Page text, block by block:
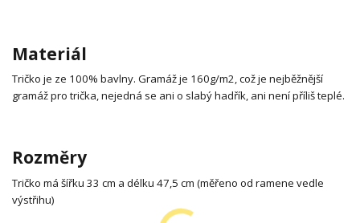
Materiál
Tričko je ze 100% bavlny. Gramáž je 160g/m2, což je nejběžnější
gramáž pro trička, nejedná se ani o slabý hadřík, ani není příliš teplé.
Rozměry
Tričko má šířku 33 cm a délku 47,5 cm (měřeno od ramene vedle
výstřihu)